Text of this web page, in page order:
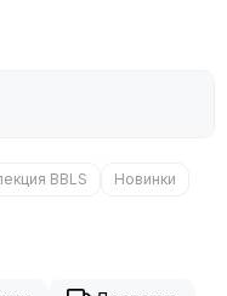
BBLS
Новинки